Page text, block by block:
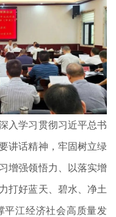
学习贯彻习近平总书
讲话精神，牢固树立绿
增强领悟力、以落实增
打好蓝天、碧水、净土
平江经济社会高质量发